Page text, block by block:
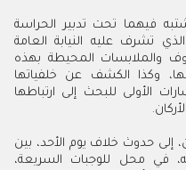
فيهما تحت تدبير الحراسة
تشرف عليه النيابة العامة
والملابسات المحيطة بهذه
وكذا الكشف عن خلفياتها
الأولى للبحث إلى ارتباطها
إلى حدوث خلاف يوم الأحد، بين
في محل للوجبات السريعة،